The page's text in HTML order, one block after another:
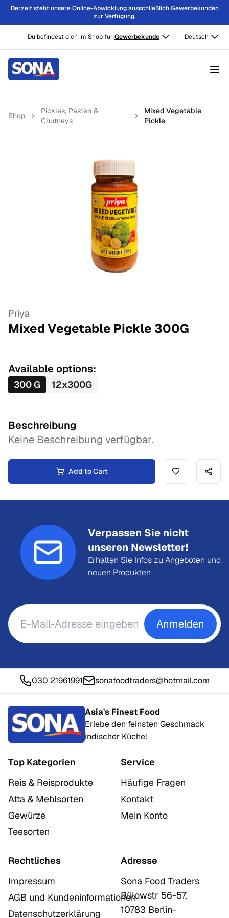
Derzeit steht unsere Online-Abwicklung ausschließlich Gewerbekunden
zur Verfügung.
Du befindest dich im Shop für:Gewerbekunde Deutsch
Shop
Pickles, Pasten &
Chutneys
Mixed Vegetable
Pickle
Priya
Mixed Vegetable Pickle 300G
Available options:
300G 12x300G
Beschreibung
Keine Beschreibung verfügbar.
Add to Cart
Verpassen Sie nicht
unseren Newsletter!
Erhalten Sie Infos zu Angeboten und
neuen Produkten
Anmelden
030 21961991 sonafoodtraders@hotmail.com
Asia's Finest Food
Erlebe den feinsten Geschmack
indischer Küche!
Top Kategorien
Reis & Reisprodukte
Atta & Mehlsorten
Gewürze
Teesorten
Service
Häufige Fragen
Kontakt
Mein Konto
Rechtliches
Impressum
AGB und Kundeninformationen
Datenschutzerklärung
Adresse
Sona Food Traders
Bülowstr 56-57,
10783 Berlin-